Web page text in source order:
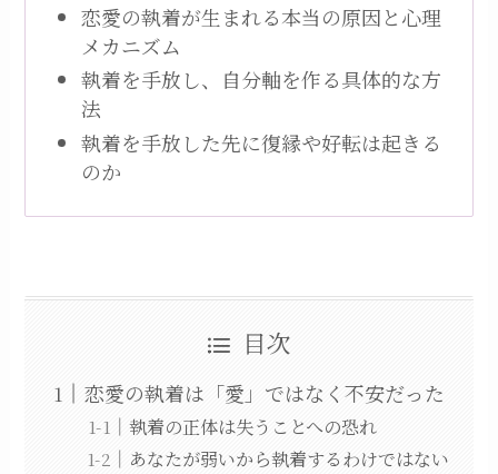
恋愛の執着が生まれる本当の原因と心理
メカニズム
執着を手放し、自分軸を作る具体的な方
法
執着を手放した先に復縁や好転は起きる
のか
目次
恋愛の執着は「愛」ではなく不安だった
執着の正体は失うことへの恐れ
あなたが弱いから執着するわけではない